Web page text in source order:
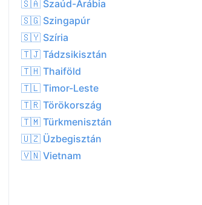
8.0
07:06 AM
New Moon
🇸🇦 Szaúd-Arábia
🇸🇬 Szingapúr
🇸🇾 Szíria
🇹🇯 Tádzsikisztán
🇹🇭 Thaiföld
🇹🇱 Timor-Leste
🇹🇷 Törökország
🇹🇲 Türkmenisztán
🇺🇿 Üzbegisztán
🇻🇳 Vietnam